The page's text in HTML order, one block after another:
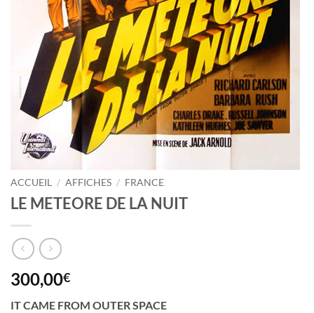
ACCUEIL / AFFICHES / FRANCE
LE METEORE DE LA NUIT
300,00€
IT CAME FROM OUTER SPACE